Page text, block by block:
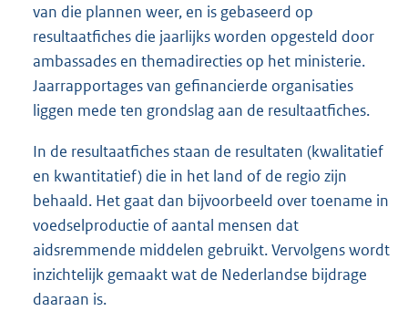
van die plannen weer, en is gebaseerd op
resultaatfiches die jaarlijks worden opgesteld door
ambassades en themadirecties op het ministerie.
Jaarrapportages van gefinancierde organisaties
liggen mede ten grondslag aan de resultaatfiches.
In de resultaatfiches staan de resultaten (kwalitatief
en kwantitatief) die in het land of de regio zijn
behaald. Het gaat dan bijvoorbeeld over toename in
voedselproductie of aantal mensen dat
aidsremmende middelen gebruikt. Vervolgens wordt
inzichtelijk gemaakt wat de Nederlandse bijdrage
daaraan is.